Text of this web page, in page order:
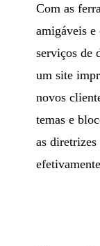
Com as
amigáveis e
serviços de
um site
novos
temas e
as